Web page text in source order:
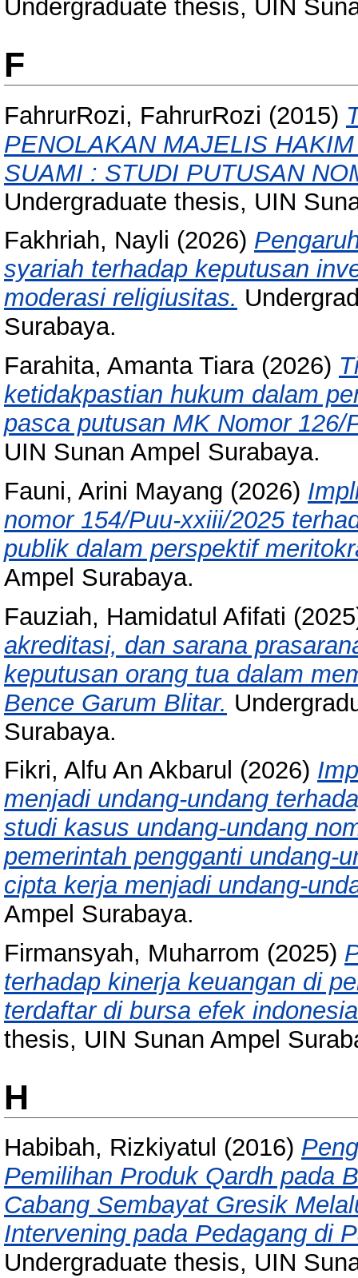
Undergraduate thesis, UIN
F
FahrurRozi, FahrurRozi (2015)
PENOLAKAN MAJELIS
SUAMI : STUDI PUTUSAN
Undergraduate thesis, UIN
Fakhriah, Nayli (2026)
syariah terhadap keputusan
moderasi religiusitas.
Surabaya.
Farahita, Amanta Tiara(2026)
ketidakpastian hukum dalam
pasca putusan MK Nomor 126/
UIN Sunan Ampel Surabaya.
Fauni, Arini Mayang (2026)
nomor 154/Puu-xxiii/2025
publik dalam perspektif
Ampel Surabaya.
Fauziah, Hamidatul Afifati
akreditasi, dan sarana
keputusan orang tua dalam
Bence Garum Blitar.
Surabaya.
Fikri, Alfu An Akbarul (2026)
menjadi undang-undang
studi kasus undang-undang
pemerintah pengganti undang-
cipta kerja menjadi undang-
Ampel Surabaya.
Firmansyah, Muharrom (2025)
terhadap kinerja keuangan di
terdaftar di bursa efek
thesis, UIN Sunan Ampel
H
Habibah, Rizkiyatul (2016)
Pemilihan Produk Qardh pada
Cabang Sembayat Gresik
Intervening pada Pedagang di
Undergraduate thesis, UIN